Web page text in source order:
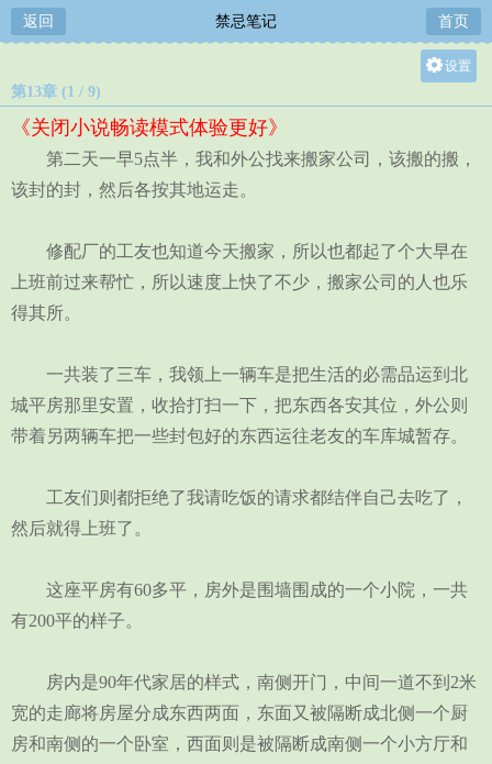
返回 禁忌笔记 首页
设置
中
第13章 (1 / 9)
《关闭小说畅读模式体验更好》
第二天一早5点半，我和外公找来搬家公司，该搬的搬，
该封的封，然后各按其地运走。
修配厂的工友也知道今天搬家，所以也都起了个大早在
上班前过来帮忙，所以速度上快了不少，搬家公司的人也乐
得其所。
一共装了三车，我领上一辆车是把生活的必需品运到北
城平房那里安置，收拾打扫一下，把东西各安其位，外公则
带着另两辆车把一些封包好的东西运往老友的车库城暂存。
工友们则都拒绝了我请吃饭的请求都结伴自己去吃了，
然后就得上班了。
这座平房有60多平，房外是围墙围成的一个小院，一共
有200平的样子。
房内是90年代家居的样式，南侧开门，中间一道不到2米
宽的走廊将房屋分成东西两面，东面又被隔断成北侧一个厨
房和南侧的一个卧室，西面则是被隔断成南侧一个小方厅和